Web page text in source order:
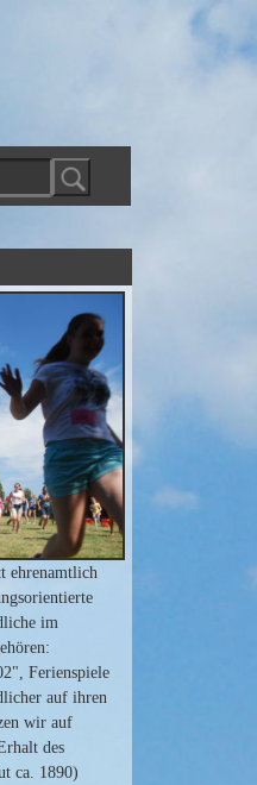
ehrenamtlich
im
Ferienspiele
auf ihren
wir auf
des
ca. 1890)